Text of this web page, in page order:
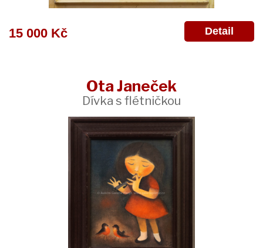
15 000 Kč Detail
Ota Janeček
Dívka s flétničkou